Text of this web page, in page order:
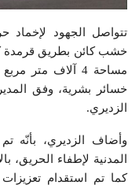
تتواصل الجهود لإخماد
مساحة 4 آلاف
خسائر بشرية، وفق
الزديري.
المدنية لإطفاء الحريق،
كما تم استقدام تعزيزات